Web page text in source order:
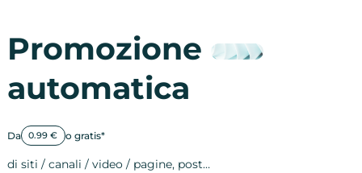
Promozione
automatica
Da 0.99 € o gratis*
di siti / canali / video / pagine, post…